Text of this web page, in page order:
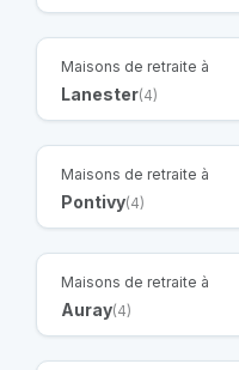
Maisons de retraite à
Lanester(4)
Maisons de retraite à
Pontivy(4)
Maisons de retraite à
Auray(4)